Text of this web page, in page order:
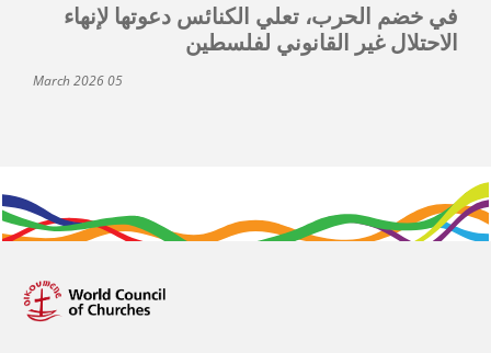
في خضم الحرب، تعلي الكنائس دعوتها لإنهاء
الاحتلال غير القانوني لفلسطين
05 March 2026